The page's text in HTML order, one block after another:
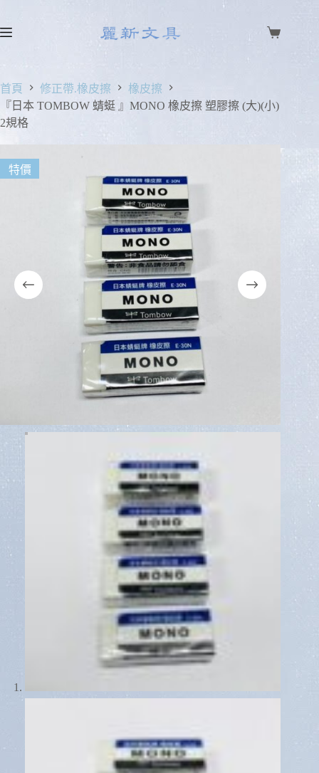
首頁 修正帶.橡皮擦
橡皮擦
『日本 TOMBOW 蜻蜓 』MONO 橡皮擦 塑膠擦 (大)(小)
2規格
特價